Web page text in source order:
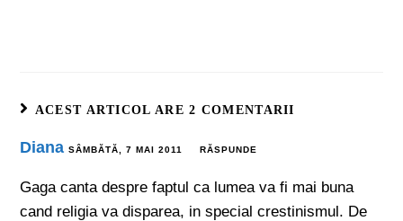
ACEST ARTICOL ARE 2 COMENTARII
Diana SÂMBĂTĂ, 7 MAI 2011 RĂSPUNDE
Gaga canta despre faptul ca lumea va fi mai buna
cand religia va disparea, in special crestinismul. De